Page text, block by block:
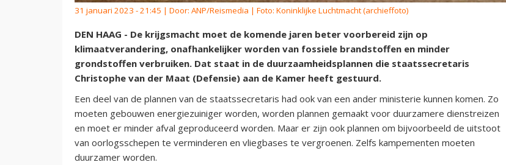
31 januari 2023 - 21:45 | Door: ANP/Reismedia | Foto: Koninklijke Luchtmacht (archieffoto)
DEN HAAG - De krijgsmacht moet de komende jaren beter voorbereid zijn op
klimaatverandering, onafhankelijker worden van fossiele brandstoffen en minder
grondstoffen verbruiken. Dat staat in de duurzaamheidsplannen die staatssecretaris
Christophe van der Maat (Defensie) aan de Kamer heeft gestuurd.
Een deel van de plannen van de staatssecretaris had ook van een ander ministerie kunnen komen. Zo
moeten gebouwen energiezuiniger worden, worden plannen gemaakt voor duurzamere dienstreizen
en moet er minder afval geproduceerd worden. Maar er zijn ook plannen om bijvoorbeeld de uitstoot
van oorlogsschepen te verminderen en vliegbases te vergroenen. Zelfs kampementen moeten
duurzamer worden.